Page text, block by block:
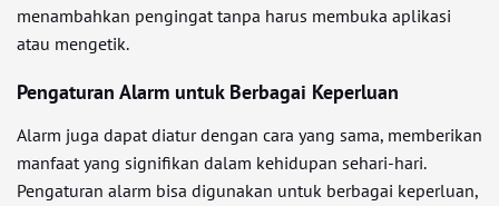
menambahkan pengingat tanpa harus membuka aplikasi
atau mengetik.
Pengaturan Alarm untuk Berbagai Keperluan
Alarm juga dapat diatur dengan cara yang sama, memberikan
manfaat yang signifikan dalam kehidupan sehari-hari.
Pengaturan alarm bisa digunakan untuk berbagai keperluan,